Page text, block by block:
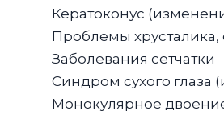
Кератоконус
Проблемы хрусталика,
Заболевания сетчатки
Синдром сухого глаза
Монокулярное